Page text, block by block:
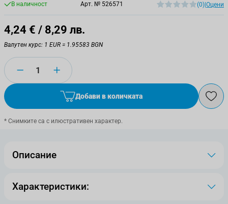
В наличност Арт. № 526571 (0) Оцени
4,24 € / 8,29 лв.
Валутен курс: 1 EUR = 1.95583 BGN
Количество
Добави в количката
* Снимките са с илюстративен характер.
Описание
Характеристики: